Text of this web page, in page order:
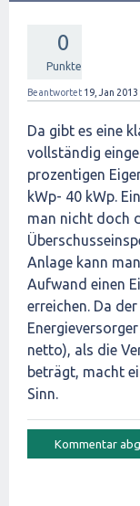
0
Punkte
Beantwortet 19, Jan 2013
Da gibt es eine
vollständig
prozentigen
kWp- 40 kWp.
man nicht doch
Anlage kann
Aufwand einen
erreichen. Da
netto), als die
beträgt, macht
Sinn.